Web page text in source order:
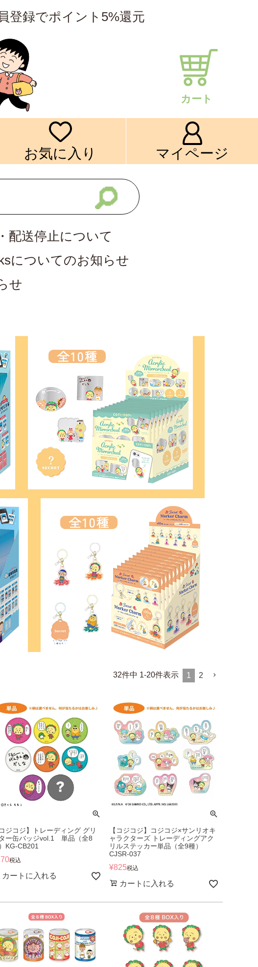
登録でポイント5%還元
カート
お気に入り マイページ
配送停止について
についてのお知らせ
せ
32件中 1-20件表示 1 2
コジコジ】トレーディング グリ
ー缶バッジvol.1 単品（全8
KG-CB201
税込
カートに入れる
【コジコジ】コジコジ×サンリオキ
ャラクターズ トレーディングアク
リルステッカー単品（全9種）
CJSR-037
¥825税込
カートに入れる